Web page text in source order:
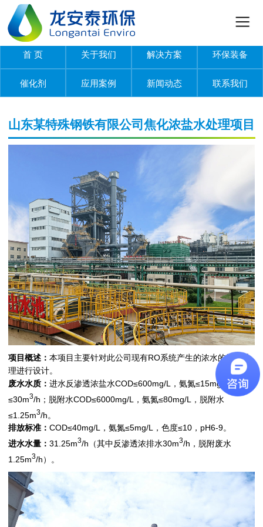
首 页 关于我们 解决方案 环保装备
催化剂 应用案例 新闻动态 联系我们
山东某特殊钢铁有限公司焦化浓盐水处理项目
项目概述： 本项目主要针对此公司现有RO系统产生的浓水的达标处
理进行设计。
废水水质： 进水反渗透浓盐水COD≤600mg/L，氨氮≤15mg/L，水量
≤30m3/h；脱附水COD≤6000mg/L，氨氮≤80mg/L，脱附水
≤1.25m3/h。
排放标准： COD≤40mg/L，氨氮≤5mg/L，色度≤10，pH6-9。
进水水量： 31.25m3/h（其中反渗透浓排水30m3/h，脱附废水
1.25m3/h）。